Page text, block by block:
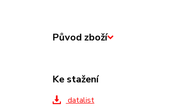
Původ zboží
Ke stažení
datalist